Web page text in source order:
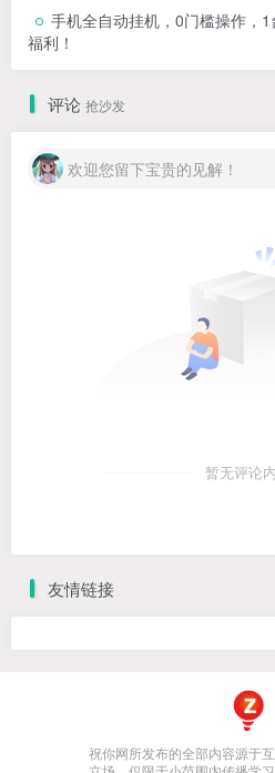
手机全自动挂机，0门槛操作，
福利！
评论 抢沙发
欢迎您留下宝贵的见解！
暂无评论
友情链接
祝你网所发布的全部内容源于